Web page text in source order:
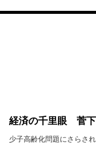
経済の千里眼 菅下
少子高齢化問題にさらさ